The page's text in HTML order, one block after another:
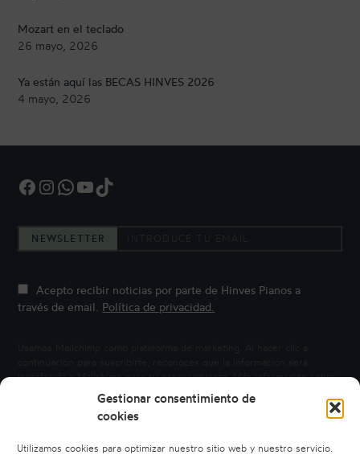
Gestionar consentimiento de
cookies
Utilizamos cookies para optimizar nuestro sitio web y nuestro servicio.
Mozart en el teclado
26 mayo, 2026
Ya están aquí las BECAS HINVES 2026
4 mayo, 2026
Facebook InstagramWhatsApp YouTube TikTok
NEWSLETTER
Acepto recibir noticias por parte de Hinves Pianos a
través de email. Política de privacidad.
transferida a Mailchimp para su procesamiento.Más información sobre